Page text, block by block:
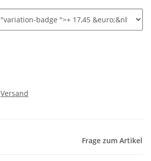
Versand
Frage zum Artikel